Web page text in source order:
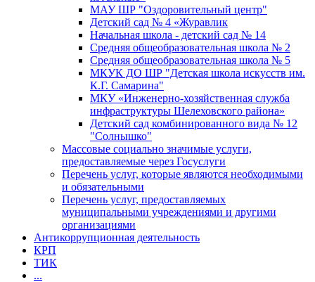
МАУ ШР "Оздоровительный центр"
Детский сад № 4 «Журавлик
Начальная школа - детский сад № 14
Средняя общеобразовательная школа № 2
Средняя общеобразовательная школа № 5
МКУК ДО ШР "Детская школа искусств им.
К.Г. Самарина"
МКУ «Инженерно-хозяйственная служба
инфраструктуры Шелеховского района»
Детский сад комбинированного вида № 12
"Солнышко"
Массовые социально значимые услуги,
предоставляемые через Госуслуги
Перечень услуг, которые являются необходимыми
и обязательными
Перечень услуг, предоставляемых
муниципальными учреждениями и другими
организациями
Антикоррупционная деятельность
КРП
ТИК
...